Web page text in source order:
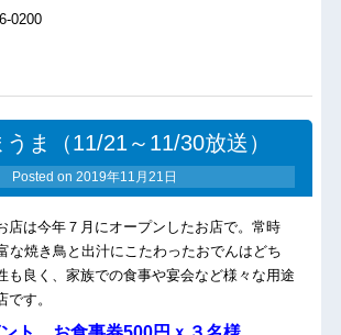
0200
ま（11/21～11/30放送）
Posted on 2019年11月21日
店は今年７月にオープンしたお店で。常時
な焼き鳥と出汁にこたわったおでんはどち
も良く、家族での食事や宴会など様々な用途
す。